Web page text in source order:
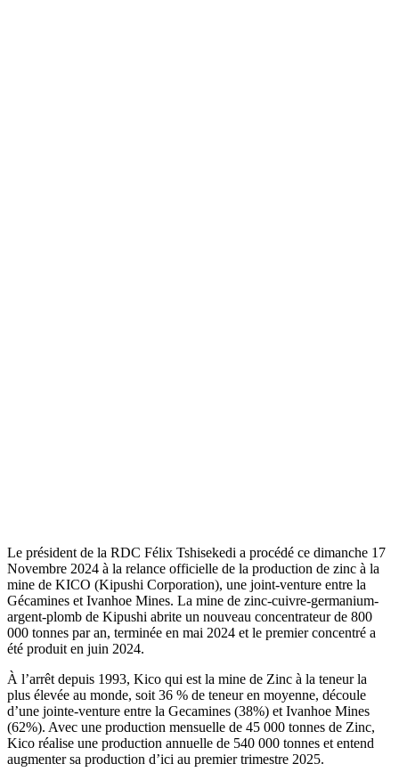
Le président de la RDC Félix Tshisekedi a procédé ce dimanche 17
Novembre 2024 à la relance officielle de la production de zinc à la
mine de KICO (Kipushi Corporation), une joint-venture entre la
Gécamines et Ivanhoe Mines. La mine de zinc-cuivre-germanium-
argent-plomb de Kipushi abrite un nouveau concentrateur de 800
000 tonnes par an, terminée en mai 2024 et le premier concentré a
été produit en juin 2024.
À l’arrêt depuis 1993, Kico qui est la mine de Zinc à la teneur la
plus élevée au monde, soit 36 % de teneur en moyenne, découle
d’une jointe-venture entre la Gecamines (38%) et Ivanhoe Mines
(62%). Avec une production mensuelle de 45 000 tonnes de Zinc,
Kico réalise une production annuelle de 540 000 tonnes et entend
augmenter sa production d’ici au premier trimestre 2025.